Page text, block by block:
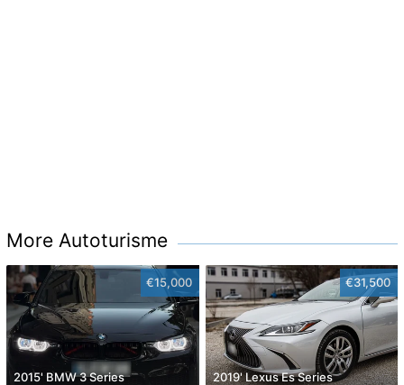
More Autoturisme
€15,000
2015' BMW 3 Series
€31,500
2019' Lexus Es Series